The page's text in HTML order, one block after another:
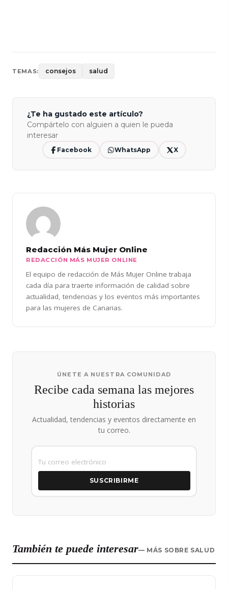
TEMAS: consejos salud
¿Te ha gustado este artículo?
Compártelo con alguien a quien le pueda
interesar
Facebook WhatsApp X
Redacción Más Mujer Online
REDACCIÓN MÁS MUJER ONLINE
El equipo de redacción de Más Mujer Online trabaja
cada día para traerte información de calidad sobre
actualidad, tendencias y los eventos más importantes
para las mujeres de Canarias.
ÚNETE A NUESTRA COMUNIDAD
Recibe cada semana las mejores
historias
Actualidad, tendencias y eventos directamente en
tu correo.
SUSCRIBIRME
También te puede interesar— MÁS SOBRE SALUD